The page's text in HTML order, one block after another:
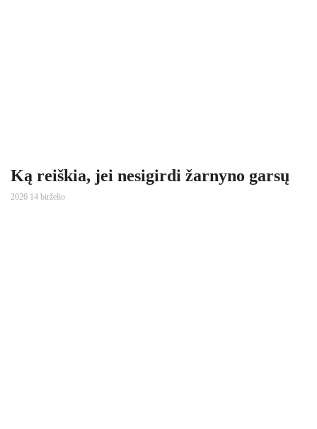
Ką reiškia, jei nesigirdi žarnyno garsų
2026 14 birželio